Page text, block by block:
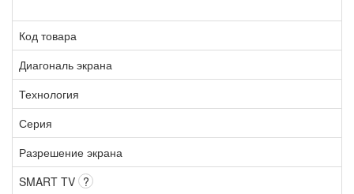
Код товара
Диагональ экрана
Технология
Серия
Разрешение экрана
SMART TV ?